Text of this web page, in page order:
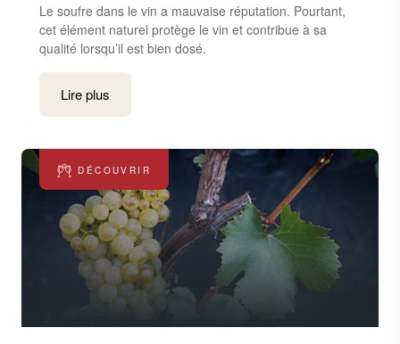
Le soufre dans le vin a mauvaise réputation. Pourtant,
cet élément naturel protège le vin et contribue à sa
qualité lorsqu’il est bien dosé.
Lire plus
DÉCOUVRIR